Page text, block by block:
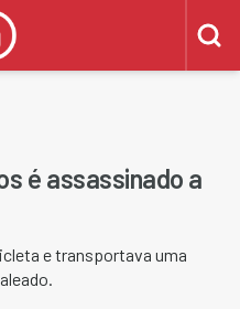
é assassinado a
e transportava uma